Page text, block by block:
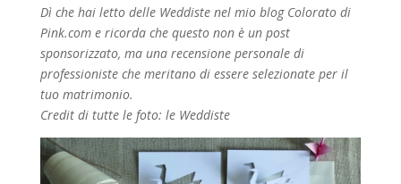
Dì che hai letto delle Weddiste nel mio blog Colorato di
Pink.com e ricorda che questo non è un post
sponsorizzato, ma una recensione personale di
professioniste che meritano di essere selezionate per il
tuo matrimonio.
Credit di tutte le foto: le Weddiste